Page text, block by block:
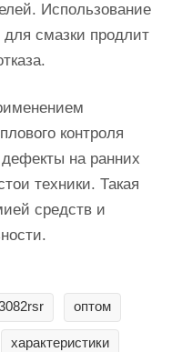
Использование
смазки продлит
контроля
на ранних
техники. Такая
средств и
оптом
характеристики